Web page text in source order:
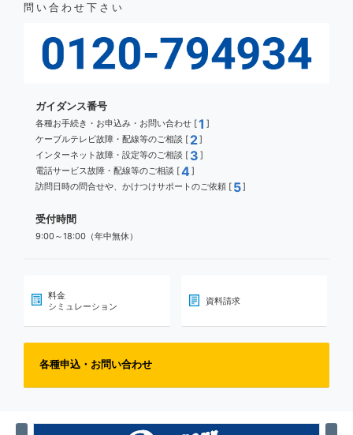
問い合わせ下さい
ガイダンス番号
各種お手続き・お申込み・お問い合わせ [1 ]
ケーブルテレビ故障・配線等のご相談 [ 2]
インターネット故障・設定等のご相談 [ 3 ]
電話サービス故障・配線等のご相談 [4]
訪問日時の問合せや、かけつけサポートのご依頼 [ 5]
受付時間
9:00～18:00（年中無休）
料金
シミュレーション
資料請求
各種申込・お問い合わせ